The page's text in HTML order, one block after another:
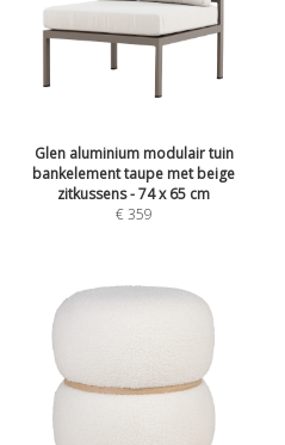
Glen aluminium modulair tuin
bankelement taupe met beige
zitkussens - 74 x 65 cm
€359